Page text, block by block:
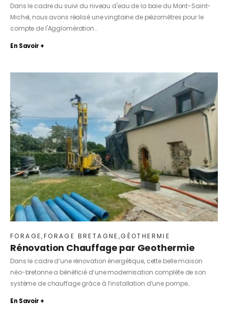
Dans le cadre du suivi du niveau d'eau de la baie du Mont-Saint-
Michel, nous avons réalisé une vingtaine de piézomètres pour le
compte de l'Agglomération…
En Savoir +
FORAGE,FORAGE BRETAGNE,GÉOTHERMIE
Rénovation Chauffage par Geothermie
Dans le cadre d’une rénovation énergétique, cette belle maison
néo-bretonne a bénéficié d’une modernisation complète de son
système de chauffage grâce à l’installation d’une pompe…
En Savoir +